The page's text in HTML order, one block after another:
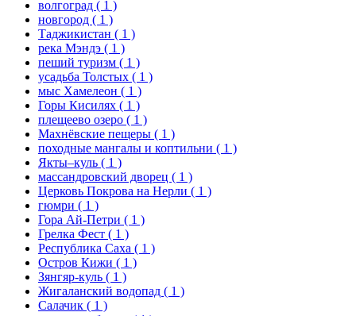
волгоград ( 1 )
новгород ( 1 )
Таджикистан ( 1 )
река Мэндэ ( 1 )
пеший туризм ( 1 )
усадьба Толстых ( 1 )
мыс Хамелеон ( 1 )
Горы Кисилях ( 1 )
плещеево озеро ( 1 )
Махнёвские пещеры ( 1 )
походные мангалы и коптильни ( 1 )
Якты–куль ( 1 )
массандровский дворец ( 1 )
Церковь Покрова на Нерли ( 1 )
гюмри ( 1 )
Гора Ай-Петри ( 1 )
Грелка Фест ( 1 )
Республика Саха ( 1 )
Остров Кижи ( 1 )
Зянгяр-куль ( 1 )
Жигаланский водопад ( 1 )
Салачик ( 1 )